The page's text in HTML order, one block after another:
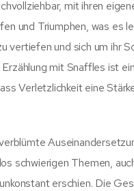
mit ihren
und Triumphen, was es
vertiefen und sich um ihr
mit Snaffles ist
Verletzlichkeit eine
schwierigen Themen,
erschien. Die